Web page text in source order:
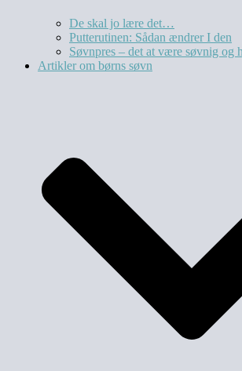
De skal jo lære det…
Putterutinen: Sådan ændrer I den
Søvnpres – det at være søvnig og
Artikler om børns søvn